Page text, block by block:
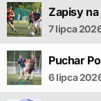
Zapisy
7 lipca
6 lipca